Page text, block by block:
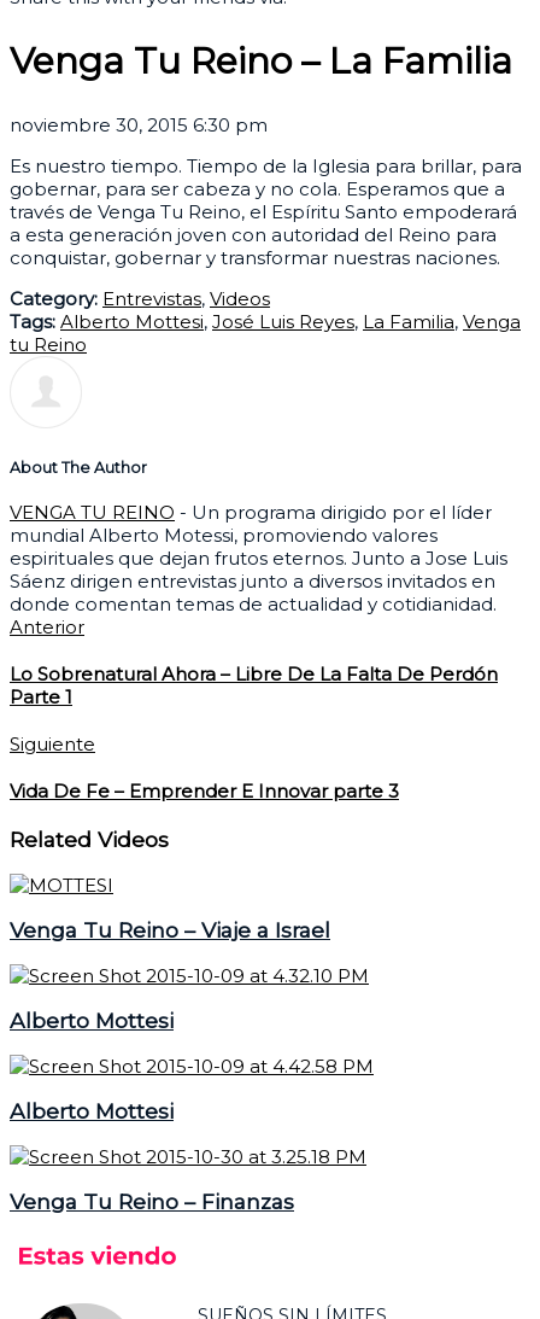
Venga Tu Reino – La Familia
noviembre 30, 2015 6:30 pm
Es nuestro tiempo. Tiempo de la Iglesia para brillar, para
gobernar, para ser cabeza y no cola. Esperamos que a
través de Venga Tu Reino, el Espíritu Santo empoderará
a esta generación joven con autoridad del Reino para
conquistar, gobernar y transformar nuestras naciones.
Category: Entrevistas, Videos
Tags: Alberto Mottesi, José Luis Reyes, La Familia, Venga
tu Reino
About The Author
VENGA TU REINO - Un programa dirigido por el líder
mundial Alberto Motessi, promoviendo valores
espirituales que dejan frutos eternos. Junto a Jose Luis
Sáenz dirigen entrevistas junto a diversos invitados en
donde comentan temas de actualidad y cotidianidad.
Anterior
Lo Sobrenatural Ahora – Libre De La Falta De Perdón
Parte 1
Siguiente
Vida De Fe – Emprender E Innovar parte 3
Related Videos
Venga Tu Reino – Viaje a Israel
Alberto Mottesi
Alberto Mottesi
Venga Tu Reino – Finanzas